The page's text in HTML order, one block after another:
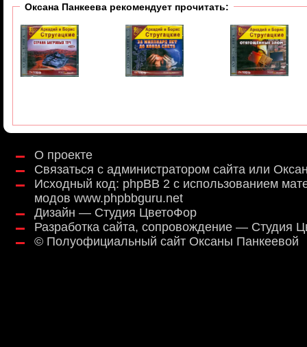
Оксана Панкеева рекомендует прочитать:
О проекте
Связаться с администратором сайта или
Исходный код: phpBB 2 с использованием
модов www.phpbbguru.net
Дизайн — Студия ЦветоФор
Разработка сайта, сопровождение — Студия
© Полуофициальный сайт Оксаны Панкеевой